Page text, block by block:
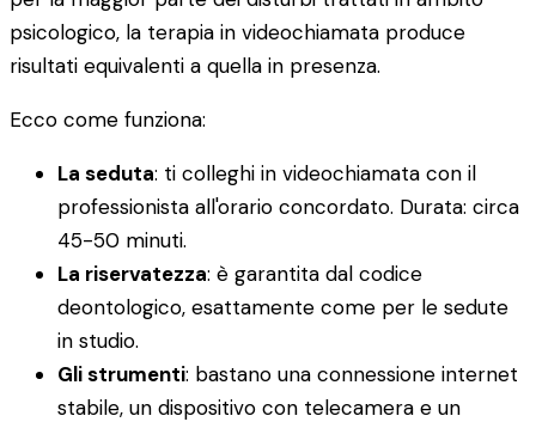
psicologico, la terapia in videochiamata produce
risultati equivalenti a quella in presenza.
Ecco come funziona:
La seduta: ti colleghi in videochiamata con il
professionista all'orario concordato. Durata: circa
45-50 minuti.
La riservatezza: è garantita dal codice
deontologico, esattamente come per le sedute
in studio.
Gli strumenti: bastano una connessione internet
stabile, un dispositivo con telecamera e un